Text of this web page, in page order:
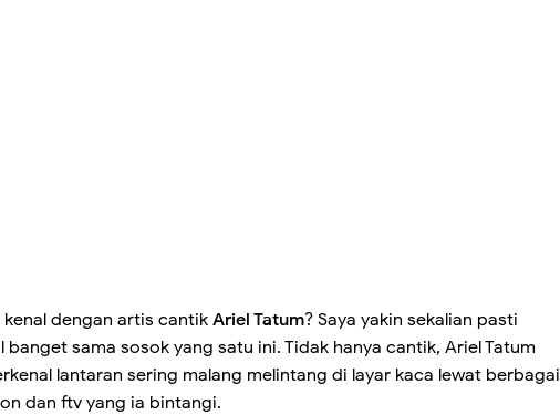
kenal dengan artis cantikAriel Tatum? Saya yakin sekalian pasti
banget sama sosok yang satu ini. Tidak hanya cantik, Ariel Tatum
lantaran sering malang melintang di layar kaca lewat berbagai
dan ftv yang ia bintangi.